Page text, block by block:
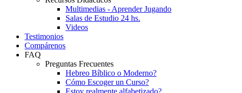
Multimedias - Aprender Jugando
Salas de Estudio 24 hs.
Videos
Testimonios
Compárenos
FAQ
Preguntas Frecuentes
Hebreo Bíblico o Moderno?
Cómo Escoger un Curso?
Estoy realmente alfabetizado?